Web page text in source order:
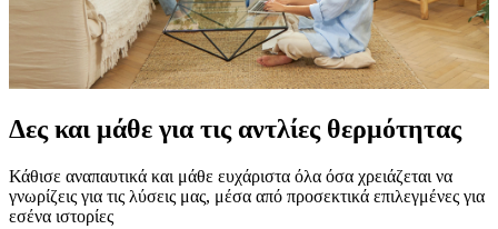
Δες και μάθε για τις αντλίες θερμότητας
Κάθισε αναπαυτικά και μάθε ευχάριστα όλα όσα χρειάζεται να
γνωρίζεις για τις λύσεις μας, μέσα από προσεκτικά επιλεγμένες για
εσένα ιστορίες